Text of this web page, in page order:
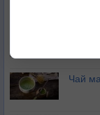
Чай